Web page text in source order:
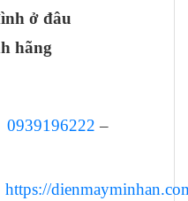
ở đâu
hãng
0939196222 –
https://